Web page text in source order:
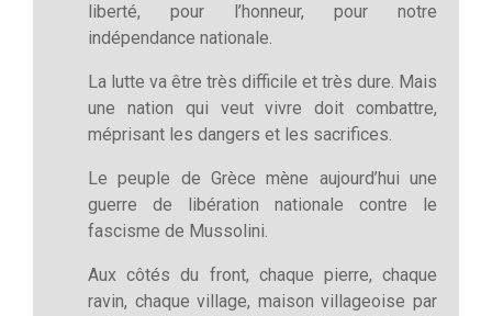
liberté, pour l’honneur, pour notre
indépendance nationale.
La lutte va être très difficile et très dure. Mais
une nation qui veut vivre doit combattre,
méprisant les dangers et les sacrifices.
Le peuple de Grèce mène aujourd’hui une
guerre de libération nationale contre le
fascisme de Mussolini.
Aux côtés du front, chaque pierre, chaque
ravin, chaque village, maison villageoise par